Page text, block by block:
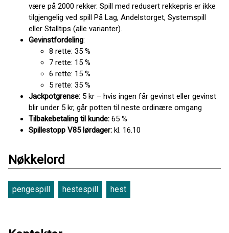
være på 2000 rekker. Spill med redusert rekkepris er ikke
tilgjengelig ved spill På Lag, Andelstorget, Systemspill
eller Stalltips (alle varianter).
Gevinstfordeling:
8 rette: 35 %
7 rette: 15 %
6 rette: 15 %
5 rette: 35 %
Jackpotgrense: 5 kr – hvis ingen får gevinst eller gevinst
blir under 5 kr, går potten til neste ordinære omgang
Tilbakebetaling til kunde: 65 %
Spillestopp V85 lørdager: kl. 16.10
Nøkkelord
pengespill hestespill hest